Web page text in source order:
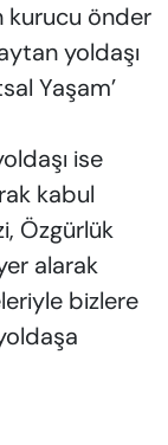
kurucu önder
yoldaşı
Yaşam’
ise
kabul
Özgürlük
alarak
bizlere